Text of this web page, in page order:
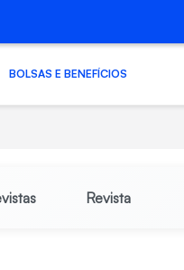
BOLSAS E BENEFÍCIOS
Revista